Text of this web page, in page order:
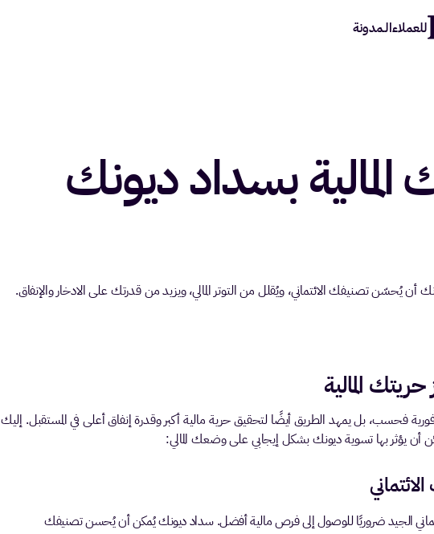
للعملاءالـمدونة
المالية بسداد ديونك
يُحسّن تصنيفك الائتماني، ويُقلل من التوتر المالي، ويزيد من قدرتك على الادخار والإنفاق.
المالية
فحسب، بل يمهد الطريق أيضًا لتحقيق حرية مالية أكبر وقدرة إنفاق أعلى في المستقبل. إليك
أن يؤثر بها تسوية ديونك بشكل إيجابي على وضعك المالي:
الجيد ضروريًا للوصول إلى فرص مالية أفضل. سداد ديونك يُمكن أن يُحسن تصنيفك